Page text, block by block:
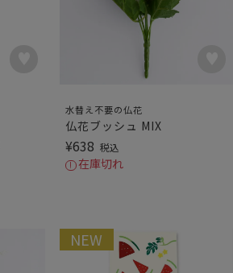
水替え不要の仏花
仏花ブッシュ MIX
¥638 税込
在庫切れ
NEW